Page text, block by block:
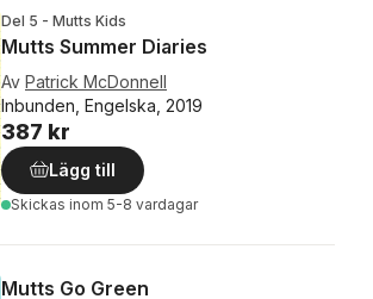
Del 5 - Mutts Kids
Mutts Summer Diaries
Av Patrick McDonnell
Inbunden, Engelska, 2019
387 kr
Lägg till
Skickas inom 5-8 vardagar
Mutts Go Green